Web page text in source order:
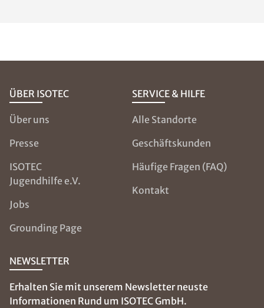
ÜBER ISOTEC
Über uns
Presse
ISOTEC
Jugendhilfe e.V.
Jobs
Grounding Page
SERVICE & HILFE
Alle Standorte
Geschäftskunden
Häufige Fragen (FAQ)
Kontakt
NEWSLETTER
Erhalten Sie mit unserem Newsletter neuste
Informationen Rund um ISOTEC GmbH.